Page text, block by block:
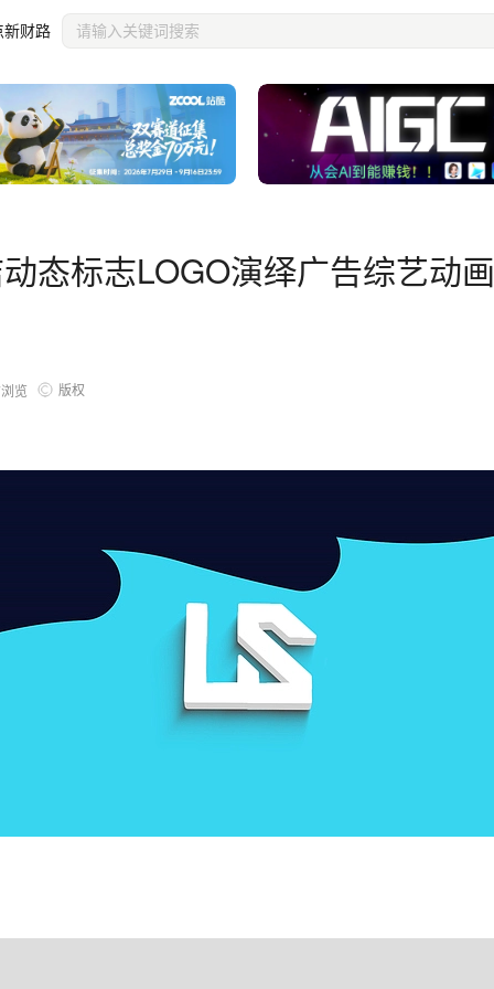
新财路
态标志LOGO演绎广告综艺动
浏览 版权
头